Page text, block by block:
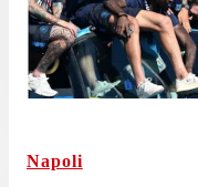
Napoli